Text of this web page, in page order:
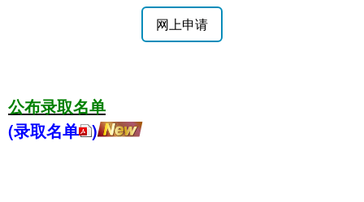
网上申请
公布录取名单
(录取名单 )